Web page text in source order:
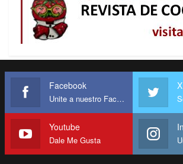
Facebook
Unite a nuestro Facebook
X
Youtube
Dale Me Gusta